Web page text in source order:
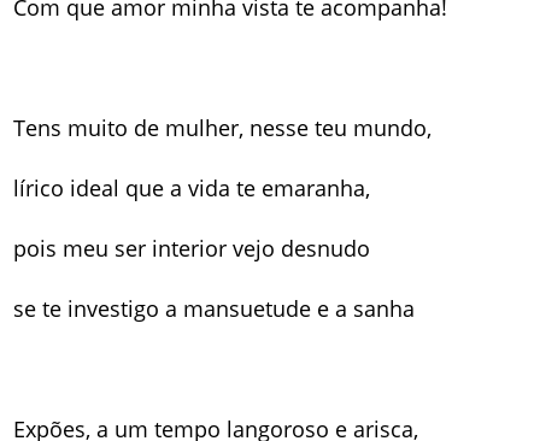
Com que amor minha vista te acompanha!
Tens muito de mulher, nesse teu mundo,
lírico ideal que a vida te emaranha,
pois meu ser interior vejo desnudo
se te investigo a mansuetude e a sanha
Expões, a um tempo langoroso e arisca,